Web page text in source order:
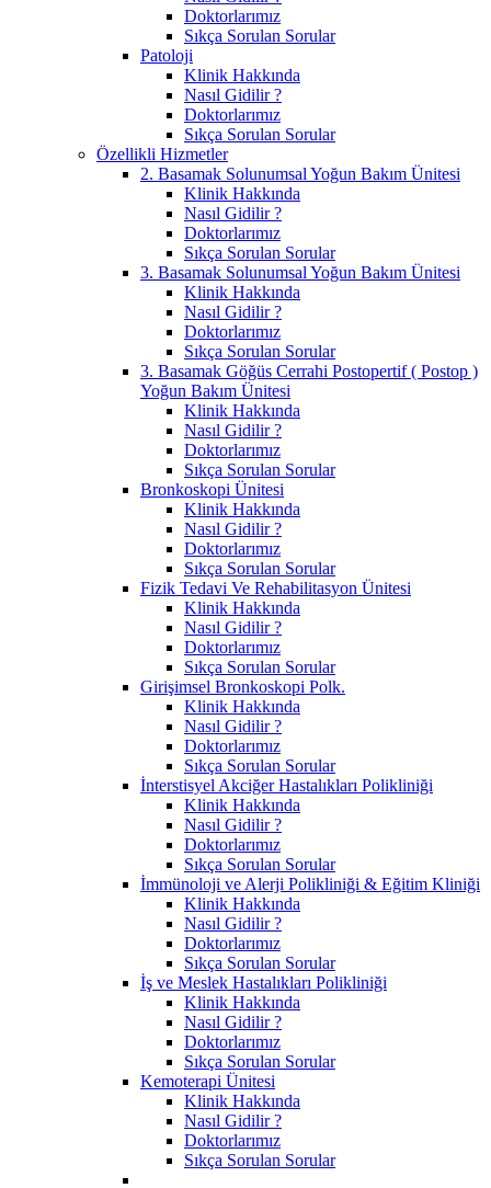
Doktorlarımız
Sıkça Sorulan Sorular
Patoloji
Klinik Hakkında
Nasıl Gidilir ?
Doktorlarımız
Sıkça Sorulan Sorular
Özellikli Hizmetler
2. Basamak Solunumsal Yoğun Bakım Ünitesi
Klinik Hakkında
Nasıl Gidilir ?
Doktorlarımız
Sıkça Sorulan Sorular
3. Basamak Solunumsal Yoğun Bakım Ünitesi
Klinik Hakkında
Nasıl Gidilir ?
Doktorlarımız
Sıkça Sorulan Sorular
3. Basamak Göğüs Cerrahi Postopertif ( Postop )
Yoğun Bakım Ünitesi
Klinik Hakkında
Nasıl Gidilir ?
Doktorlarımız
Sıkça Sorulan Sorular
Bronkoskopi Ünitesi
Klinik Hakkında
Nasıl Gidilir ?
Doktorlarımız
Sıkça Sorulan Sorular
Fizik Tedavi Ve Rehabilitasyon Ünitesi
Klinik Hakkında
Nasıl Gidilir ?
Doktorlarımız
Sıkça Sorulan Sorular
Girişimsel Bronkoskopi Polk.
Klinik Hakkında
Nasıl Gidilir ?
Doktorlarımız
Sıkça Sorulan Sorular
İnterstisyel Akciğer Hastalıkları Polikliniği
Klinik Hakkında
Nasıl Gidilir ?
Doktorlarımız
Sıkça Sorulan Sorular
İmmünoloji ve Alerji Polikliniği & Eğitim Kliniği
Klinik Hakkında
Nasıl Gidilir ?
Doktorlarımız
Sıkça Sorulan Sorular
İş ve Meslek Hastalıkları Polikliniği
Klinik Hakkında
Nasıl Gidilir ?
Doktorlarımız
Sıkça Sorulan Sorular
Kemoterapi Ünitesi
Klinik Hakkında
Nasıl Gidilir ?
Doktorlarımız
Sıkça Sorulan Sorular